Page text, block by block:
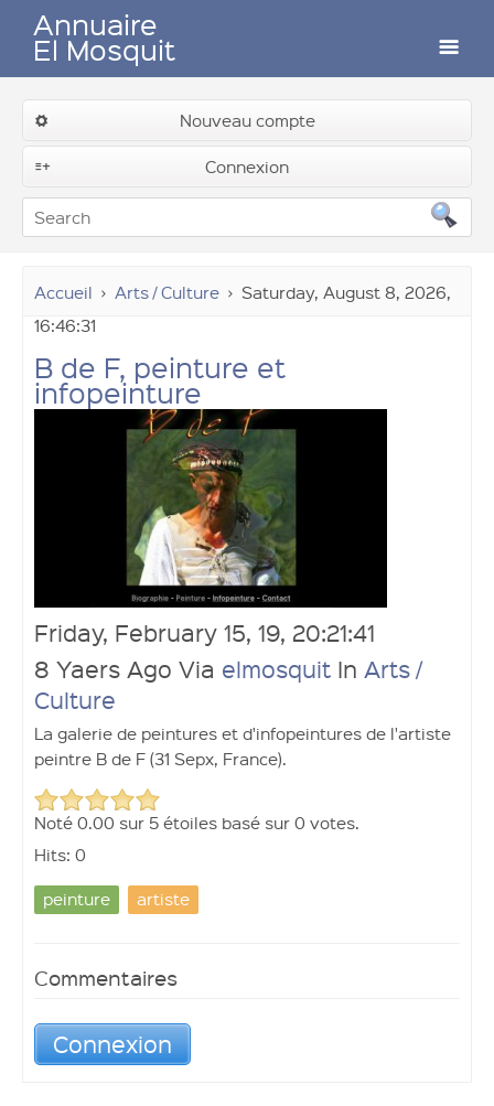
Annuaire
El Mosquit
Auteurs
Nouveau compte
Connexion
Ouvrir un compte
Connexion
Soumettre un lien
Accueil Arts / Culture
Saturday, August 8, 2026,
16:46:31
B de F, peinture et
infopeinture
Friday, February 15, 19, 20:21:41
8 Yaers Ago Via elmosquit In Arts /
Culture
La galerie de peintures et d'infopeintures de l'artiste
peintre B de F (31 Sepx, France).
Noté 0.00 sur 5 étoiles basé sur 0 votes.
Hits: 0
peinture
artiste
Commentaires
Connexion